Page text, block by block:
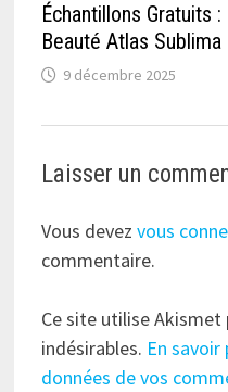
Échantillons Gratuits
Beauté Atlas
9 décembre 2025
Laisser un
Vous devez vous
commentaire.
Ce site utilise Akismet
indésirables. En
données de vos